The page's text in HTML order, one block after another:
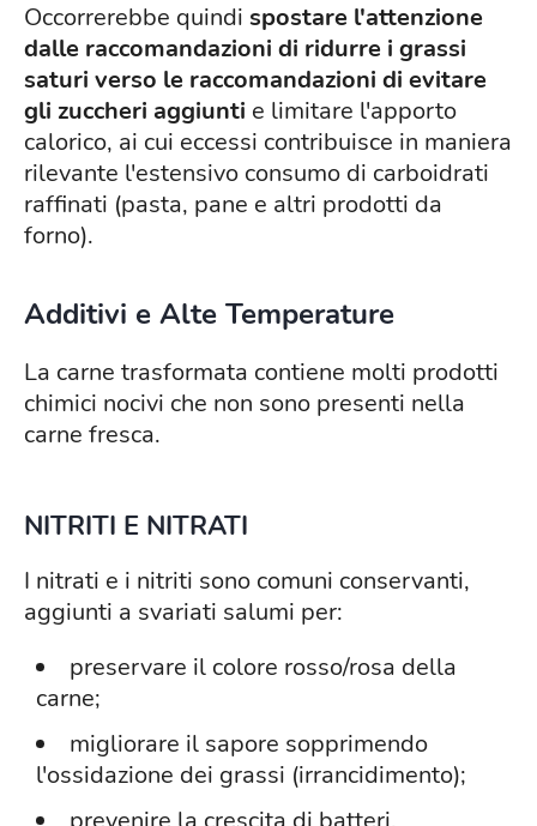
Occorrerebbe quindi spostare l'attenzione
dalle raccomandazioni di ridurre i grassi
saturi verso le raccomandazioni di evitare
gli zuccheri aggiunti e limitare l'apporto
calorico, ai cui eccessi contribuisce in maniera
rilevante l'estensivo consumo di carboidrati
raffinati (pasta, pane e altri prodotti da
forno).
Additivi e Alte Temperature
La carne trasformata contiene molti prodotti
chimici nocivi che non sono presenti nella
carne fresca.
NITRITI E NITRATI
I nitrati e i nitriti sono comuni conservanti,
aggiunti a svariati salumi per:
preservare il colore rosso/rosa della
carne;
migliorare il sapore sopprimendo
l'ossidazione dei grassi (irrancidimento);